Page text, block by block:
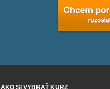
AKO SI VYBRAŤ KURZ